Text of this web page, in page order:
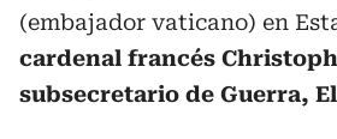
(embajador vaticano) en
cardenal francés
subsecretario de Guerra,